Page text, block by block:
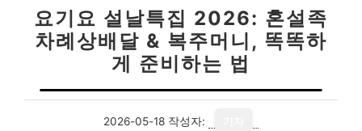
요기요 설날특집 2026: 혼설족
차례상배달 & 복주머니, 똑똑하
게 준비하는 법
2026-05-18 작성자: